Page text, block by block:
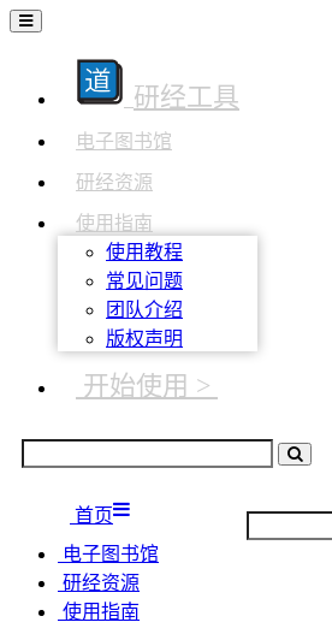
研经工具
电子图书馆
研经资源
使用指南
使用教程
常见问题
团队介绍
版权声明
开始使用 >
首页
电子图书馆
研经资源
使用指南